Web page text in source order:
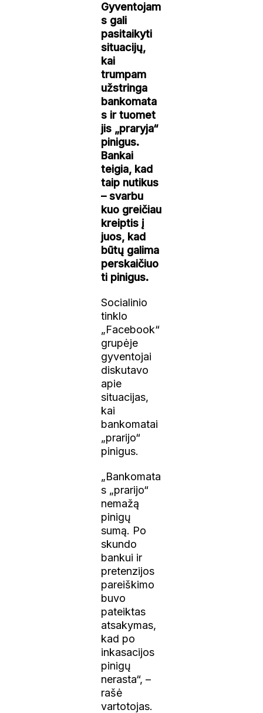
Gyventojam
s gali
pasitaikyti
situacijų,
kai
trumpam
užstringa
bankomata
s ir tuomet
jis „praryja“
pinigus.
Bankai
teigia, kad
taip nutikus
– svarbu
kuo greičiau
kreiptis į
juos, kad
būtų galima
perskaičiuo
ti pinigus.
Socialinio
tinklo
„Facebook“
grupėje
gyventojai
diskutavo
apie
situacijas,
kai
bankomatai
„prarijo“
pinigus.
„Bankomata
s „prarijo“
nemažą
pinigų
sumą. Po
skundo
bankui ir
pretenzijos
pareiškimo
buvo
pateiktas
atsakymas,
kad po
inkasacijos
pinigų
nerasta“, –
rašė
vartotojas.